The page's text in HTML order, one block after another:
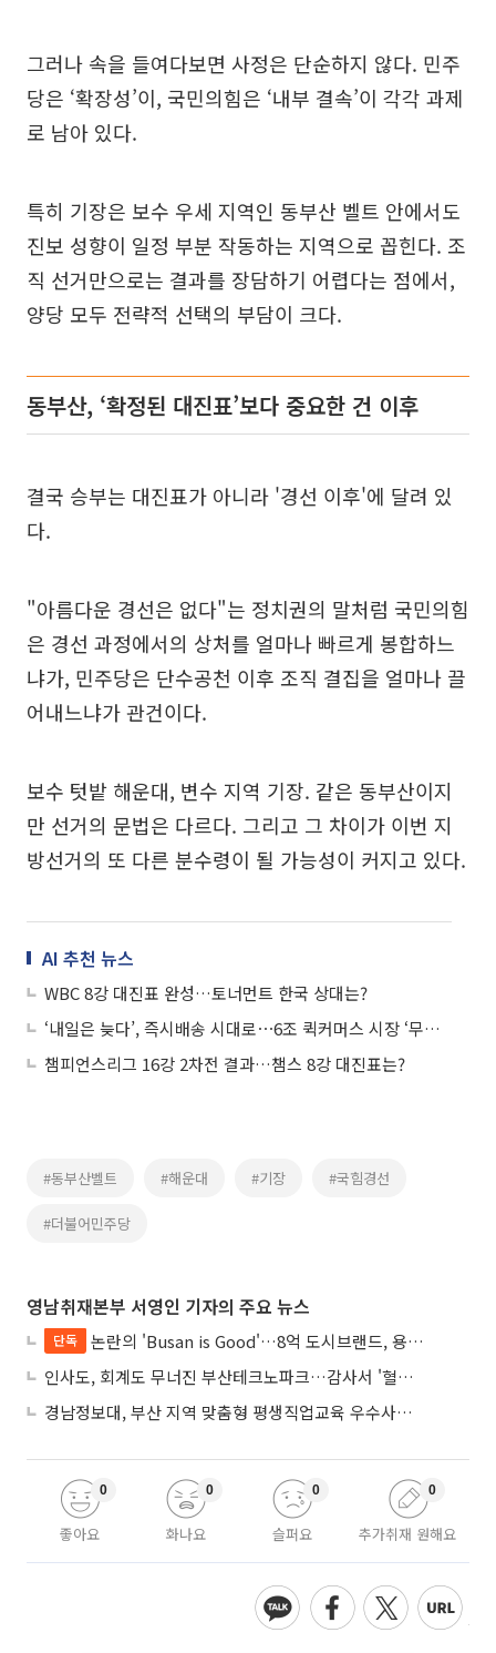
그러나 속을 들여다보면 사정은 단순하지 않다. 민주
당은 ‘확장성’이, 국민의힘은 ‘내부 결속’이 각각 과제
로 남아 있다.
특히 기장은 보수 우세 지역인 동부산 벨트 안에서도
진보 성향이 일정 부분 작동하는 지역으로 꼽힌다. 조
직 선거만으로는 결과를 장담하기 어렵다는 점에서,
양당 모두 전략적 선택의 부담이 크다.
동부산, ‘확정된 대진표’보다 중요한 건 이후
결국 승부는 대진표가 아니라 '경선 이후'에 달려 있
다.
"아름다운 경선은 없다"는 정치권의 말처럼 국민의힘
은 경선 과정에서의 상처를 얼마나 빠르게 봉합하느
냐가, 민주당은 단수공천 이후 조직 결집을 얼마나 끌
어내느냐가 관건이다.
보수 텃밭 해운대, 변수 지역 기장. 같은 동부산이지
만 선거의 문법은 다르다. 그리고 그 차이가 이번 지
방선거의 또 다른 분수령이 될 가능성이 커지고 있다.
AI 추천 뉴스
WBC 8강 대진표 완성…토너먼트 한국 상대는?
‘내일은 늦다’, 즉시배송 시대로⋯6조 퀵커머스 시장 ‘무한 경쟁’
챔피언스리그 16강 2차전 결과…챔스 8강 대진표는?
#동부산벨트 #해운대 #기장 #국힘경선
#더불어민주당
영남취재본부 서영인 기자의 주요 뉴스
단독
논란의 'Busan is Good'…8억 도시브랜드, 용산 대통령실 CI 업체가 수행
인사도, 회계도 무너진 부산테크노파크…감사서 '혈세 유용·인사 뒤집기' 적발
경남정보대, 부산 지역 맞춤형 평생직업교육 우수사례로 혁신 주도
좋아요
0
화나요
0
슬퍼요
0
추가취재 원해요
0